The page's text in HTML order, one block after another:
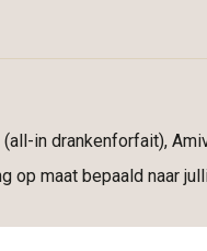
in drankenforfait),
op maat bepaald naar